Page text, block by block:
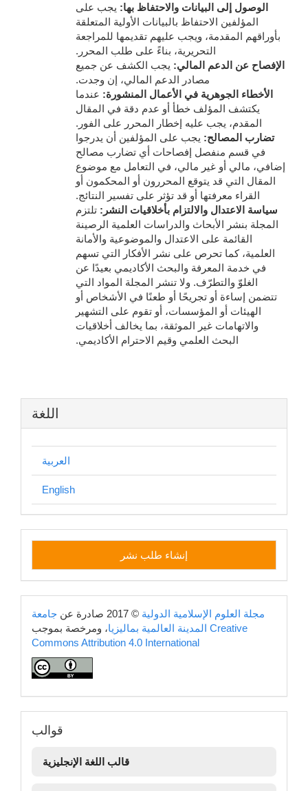
الوصول إلى البيانات والاحتفاظ بها: يجب على
المؤلفين الاحتفاظ بالبيانات الأولية المتعلقة
بأوراقهم المقدمة، ويجب عليهم تقديمها للمراجعة
التحريرية، بناءً على طلب المحرر.
الإفصاح عن الدعم المالي: يجب الكشف عن جميع
مصادر الدعم المالي، إن وجدت.
الأخطاء الجوهرية في الأعمال المنشورة: عندما
يكتشف المؤلف خطأ أو عدم دقة في المقال
المقدم، يجب عليه إخطار المحرر على الفور.
تضارب المصالح: يجب على المؤلفين أن يدرجوا
في قسم منفصل إفصاحات أي تضارب مصالح
إضافي، مالي أو غير مالي، في التعامل مع موضوع
المقال التي قد يتوقع المحررون أو المحكمون أو
القراء معرفتها أو قد تؤثر على تفسير النتائج.
سياسة الاعتدال والالتزام بأخلاقيات النشر: تلتزم
المجلة بنشر الأبحاث والدراسات العلمية الرصينة
القائمة على الاعتدال والموضوعية والأمانة
العلمية، كما تحرص على نشر الأفكار التي تسهم
في خدمة المعرفة والبحث الأكاديمي بعيدًا عن
الغلوّ والتطرّف. ولا تنشر المجلة المواد التي
تتضمن إساءة أو تجريحًا أو طعنًا في الأشخاص أو
الهيئات أو المؤسسات، أو تقوم على التشهير
والاتهامات غير الموثقة، بما يخالف أخلاقيات
البحث العلمي وقيم الاحترام الأكاديمي.
اللغة
العربية
English
إنشاء
طلب
نشر
إنشاء طلب نشر
copyright مجلة العلوم الإسلامية الدولية © 2017 صادرة عن
جامعة
المدينة العالمية بماليزيا Creative
Commons Attribution 4.0 International
قوالب
قوالب
قالب اللغة الإنجليزية